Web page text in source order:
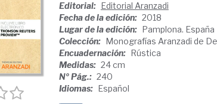
Editorial: Editorial Aranzadi
Fecha de la edición: 2018
Lugar de la edición: Pamplona. España
Colección: Monografías Aranzadi de
Encuadernación: Rústica
Medidas: 24 cm
Nº Pág.: 240
Idiomas: Español